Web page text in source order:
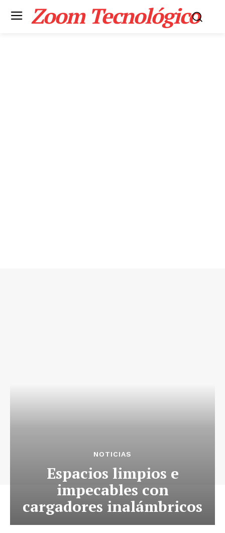
Zoom Tecnológico
NOTICIAS
Espacios limpios e
impecables con
cargadores inalámbricos